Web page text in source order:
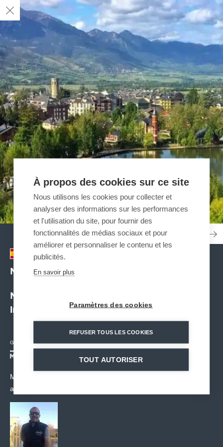
MND Iberia | SPANIEN
MND's 4 business lines at the service of
international projects
Geschäftsfelder :
MND Iberia’s teams support projects in all Spanish-speaking
areas around the world.
À propos des cookies sur ce site
Nous utilisons les cookies pour collecter et
analyser des informations sur les performances
et l'utilisation du site, pour fournir des
fonctionnalités de médias sociaux et pour
améliorer et personnaliser le contenu et les
publicités.
En savoir plus
Paramètres des cookies
REFUSER TOUS LES COOKIES
TOUT AUTORISER